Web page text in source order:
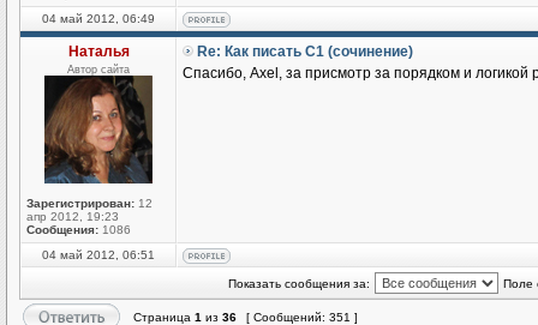
04 май 2012, 06:49
Наталья
Автор сайта
Зарегистрирован: 12
апр 2012, 19:23
Сообщения: 1086
Re: Как писать С1 (сочинение)
Спасибо, Aхеl, за присмотр за порядком и логикой
04 май 2012, 06:51
Показать сообщения за: Поле
Страница 1 из 36 [ Сообщений: 351 ]